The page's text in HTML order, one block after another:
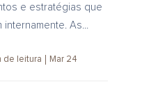
e estratégias que
As...
de leitura Mar 24